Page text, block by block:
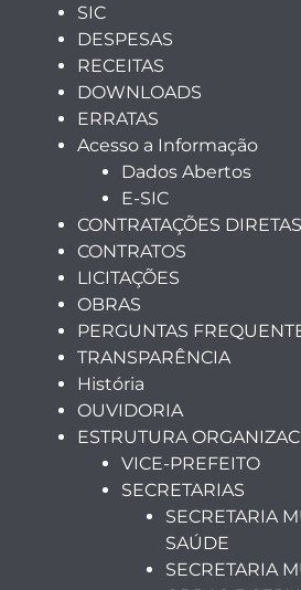
SIC
DESPESAS
RECEITAS
DOWNLOADS
ERRATAS
Acesso a Informação
Dados Abertos
E-SIC
CONTRATAÇÕES DIRETAS
CONTRATOS
LICITAÇÕES
OBRAS
PERGUNTAS
TRANSPARÊNCIA
História
OUVIDORIA
ESTRUTURA
VICE-PREFEITO
SECRETARIAS
SECRETARIA
SAÚDE
SECRETARIA